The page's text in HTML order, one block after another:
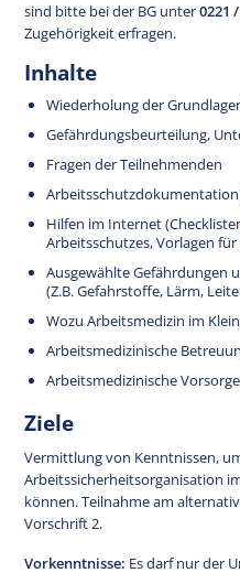
sind bitte bei der BG unter0221
Zugehörigkeit erfragen.
Inhalte
Wiederholung der
Gefährdungsbeurteilung,
Fragen der Teilnehmenden
Hilfen im Internet
Arbeitsschutzes, Vorlagen
Ausgewählte Gefährdungen
(Z.B. Gefahrstoffe, Lärm,
Wozu Arbeitsmedizin im
Arbeitsmedizinische
Arbeitsmedizinische
Ziele
Vermittlung von Kenntnissen,
Arbeitssicherheitsorganisation
können. Teilnahme am
Vorschrift 2.
Vorkenntnisse: Es darf nur der